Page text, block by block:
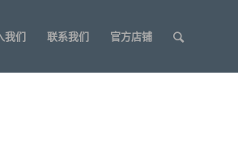
我们 联系我们 官方店铺